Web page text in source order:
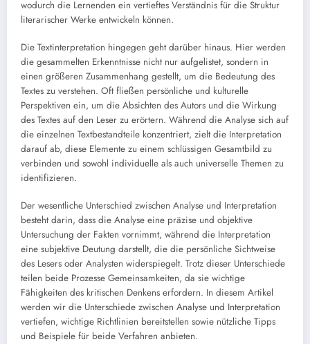
wodurch die Lernenden ein vertieftes Verständnis für die Struktur
literarischer Werke entwickeln können.
Die Textinterpretation hingegen geht darüber hinaus. Hier werden
die gesammelten Erkenntnisse nicht nur aufgelistet, sondern in
einen größeren Zusammenhang gestellt, um die Bedeutung des
Textes zu verstehen. Oft fließen persönliche und kulturelle
Perspektiven ein, um die Absichten des Autors und die Wirkung
des Textes auf den Leser zu erörtern. Während die Analyse sich auf
die einzelnen Textbestandteile konzentriert, zielt die Interpretation
darauf ab, diese Elemente zu einem schlüssigen Gesamtbild zu
verbinden und sowohl individuelle als auch universelle Themen zu
identifizieren.
Der wesentliche Unterschied zwischen Analyse und Interpretation
besteht darin, dass die Analyse eine präzise und objektive
Untersuchung der Fakten vornimmt, während die Interpretation
eine subjektive Deutung darstellt, die die persönliche Sichtweise
des Lesers oder Analysten widerspiegelt. Trotz dieser Unterschiede
teilen beide Prozesse Gemeinsamkeiten, da sie wichtige
Fähigkeiten des kritischen Denkens erfordern. In diesem Artikel
werden wir die Unterschiede zwischen Analyse und Interpretation
vertiefen, wichtige Richtlinien bereitstellen sowie nützliche Tipps
und Beispiele für beide Verfahren anbieten.